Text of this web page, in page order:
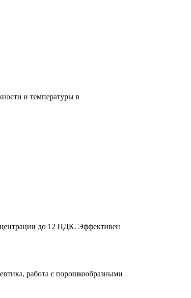
и температуры в
до 12 ПДК. Эффективен
работа с порошкообразными